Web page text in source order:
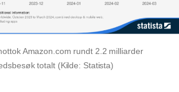
Amazon.com rundt 2.2 milliarder
totalt (Kilde: Statista)